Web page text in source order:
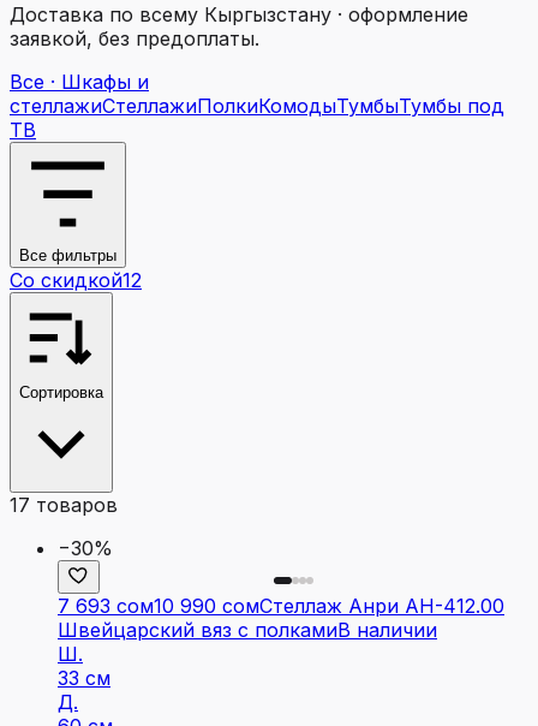
Доставка по всему Кыргызстану · оформление
заявкой, без предоплаты.
Все · Шкафы и
стеллажиСтеллажиПолкиКомодыТумбыТумбы под
ТВ
Все фильтры
Со скидкой12
Сортировка
17 товаров
−30%
7 693 сом10 990 сомСтеллаж Анри АН-412.00
Швейцарский вяз с полкамиВ наличии
Ш.
33 см
Д.